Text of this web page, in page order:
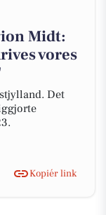
Midt:
vores
Det
Kopiér link